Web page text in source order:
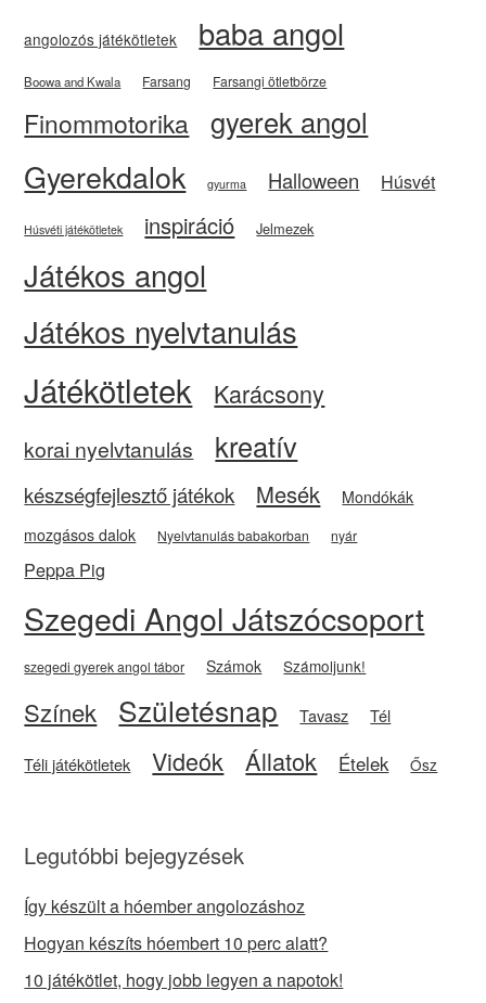
angolozós játékötletek baba angol
Boowa and Kwala Farsang Farsangi ötletbörze
Finommotorika gyerek angol
Gyerekdalok gyurma Halloween Húsvét
Húsvéti játékötletek inspiráció Jelmezek
Játékos angol
Játékos nyelvtanulás
Játékötletek Karácsony
korai nyelvtanulás kreatív
készségfejlesztő játékok Mesék
Mondókák
mozgásos dalok
Nyelvtanulás babakorban nyár
Peppa Pig
Szegedi Angol Játszócsoport
szegedi gyerek angol tábor Számok Számoljunk!
Színek Születésnap Tavasz Tél
Téli játékötletek Videók Állatok Ételek Ősz
Legutóbbi bejegyzések
Így készült a hóember angolozáshoz
Hogyan készíts hóembert 10 perc alatt?
10 játékötlet, hogy jobb legyen a napotok!